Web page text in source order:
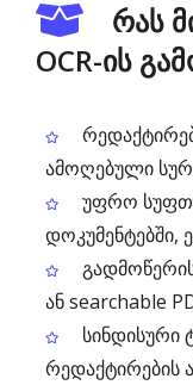
რას
OCR-ის
ამოღებული
უფრო
დოკუმენტებში,
ან searchable
სინდისური
რედაქტირების